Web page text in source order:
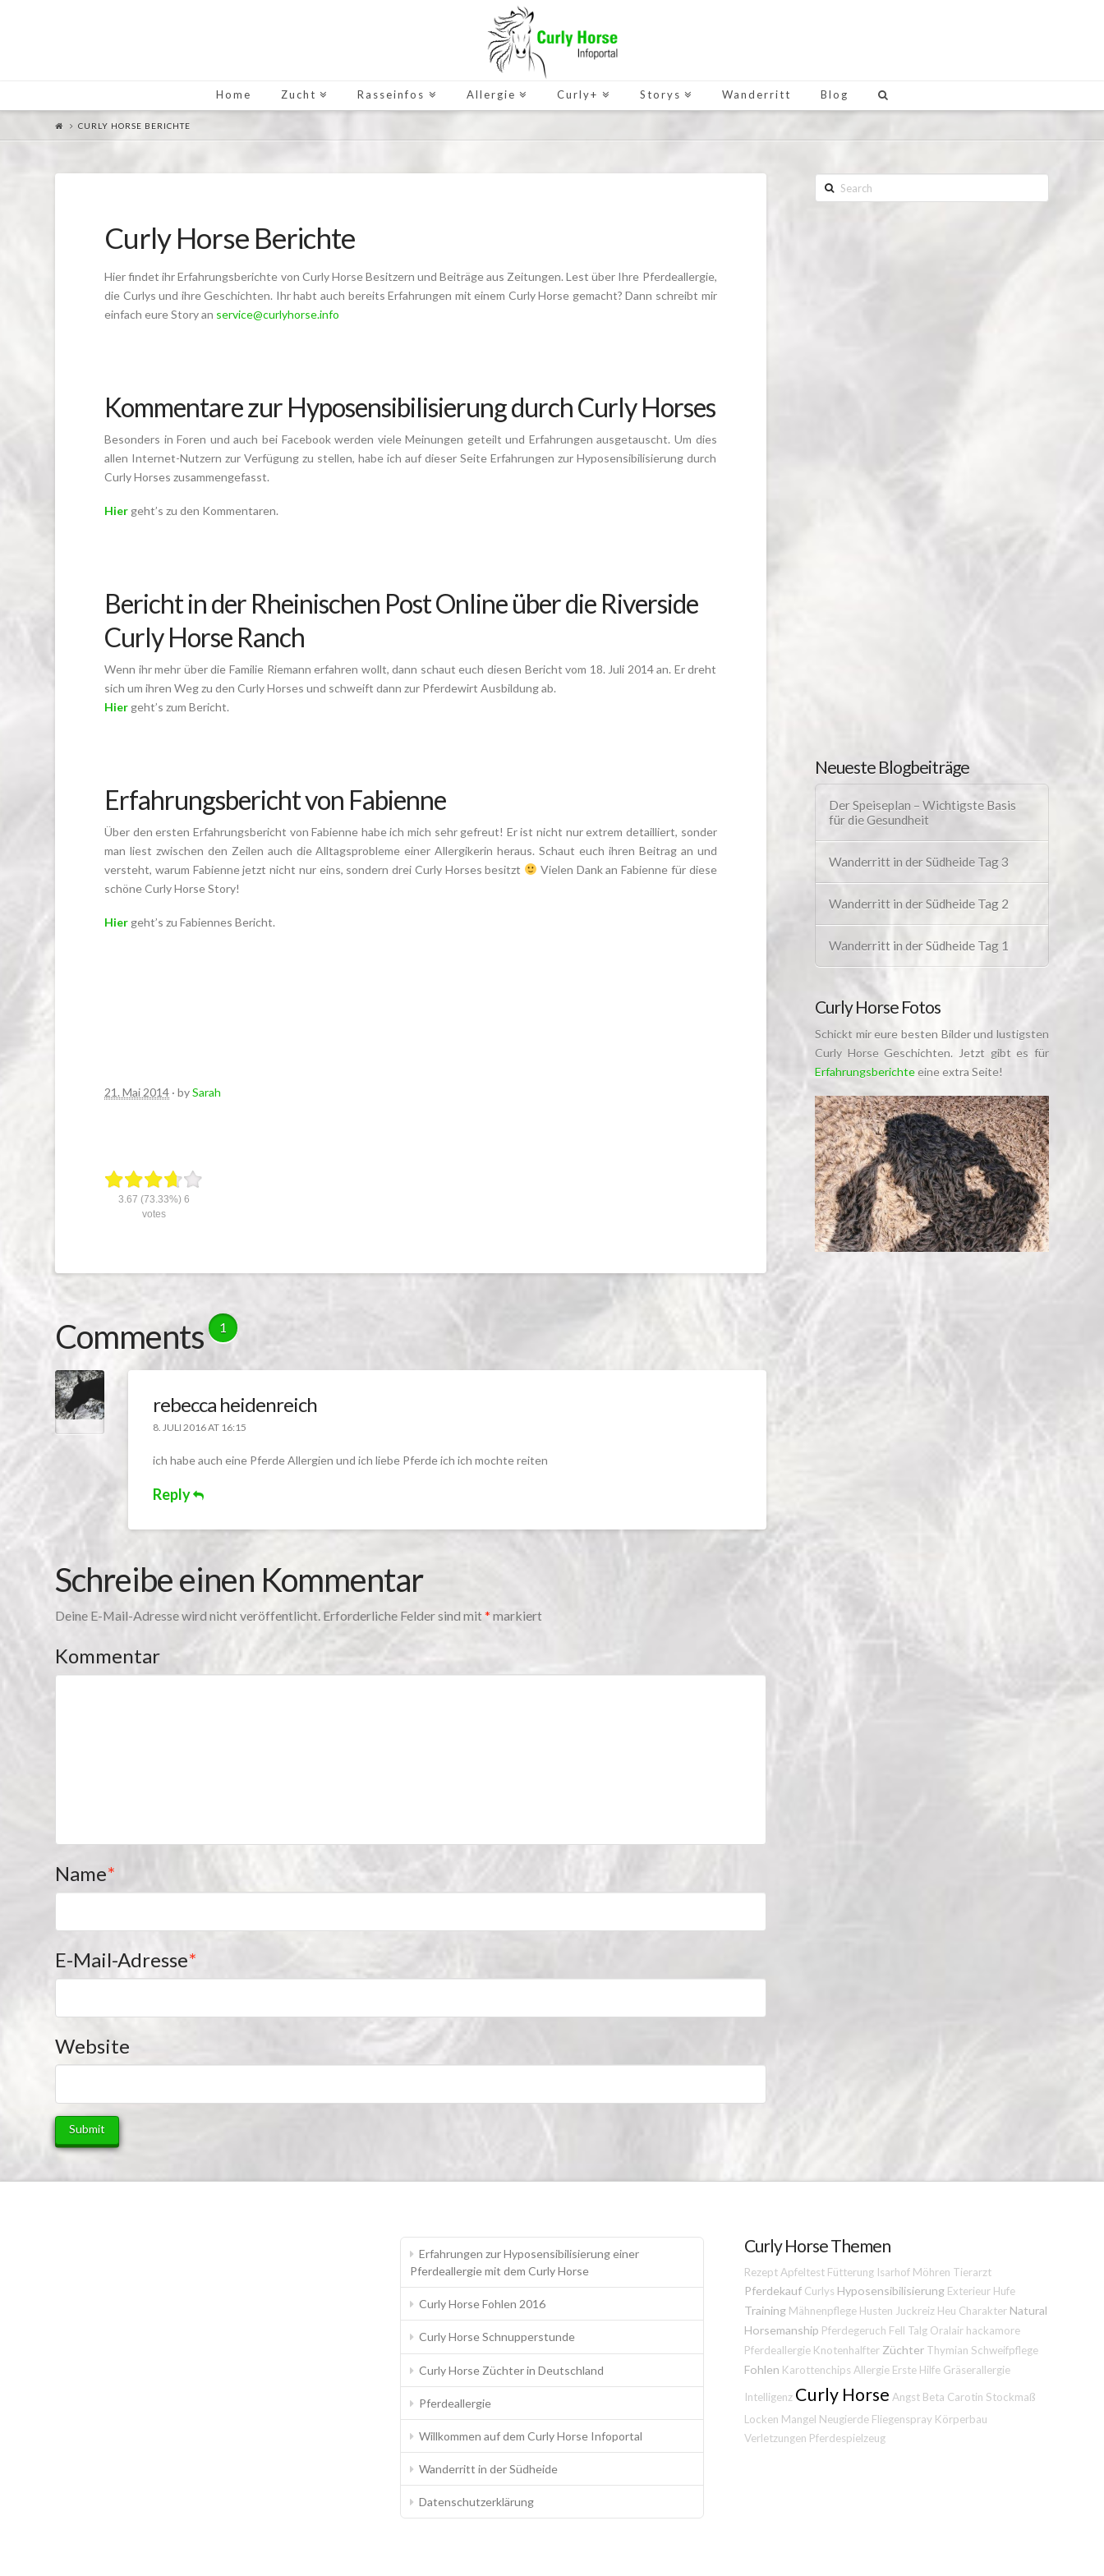
Home Zucht Rasseinfos Allergie Curly+ Storys Wanderritt Blog
CURLY HORSE BERICHTE
Curly Horse Berichte
Hier findet ihr Erfahrungsberichte von Curly Horse Besitzern und Beiträge aus Zeitungen. Lest über Ihre Pferdeallergie,
die Curlys und ihre Geschichten. Ihr habt auch bereits Erfahrungen mit einem Curly Horse gemacht? Dann schreibt mir
einfach eure Story an service@curlyhorse.info
Kommentare zur Hyposensibilisierung durch Curly Horses
Besonders in Foren und auch bei Facebook werden viele Meinungen geteilt und Erfahrungen ausgetauscht. Um dies
allen Internet-Nutzern zur Verfügung zu stellen, habe ich auf dieser Seite Erfahrungen zur Hyposensibilisierung durch
Curly Horses zusammengefasst.
Hier geht’s zu den Kommentaren.
Bericht in der Rheinischen Post Online über die Riverside
Curly Horse Ranch
Wenn ihr mehr über die Familie Riemann erfahren wollt, dann schaut euch diesen Bericht vom 18. Juli 2014 an. Er dreht
sich um ihren Weg zu den Curly Horses und schweift dann zur Pferdewirt Ausbildung ab.
Hier geht’s zum Bericht.
Erfahrungsbericht von Fabienne
Über den ersten Erfahrungsbericht von Fabienne habe ich mich sehr gefreut! Er ist nicht nur extrem detailliert, sonder
man liest zwischen den Zeilen auch die Alltagsprobleme einer Allergikerin heraus. Schaut euch ihren Beitrag an und
versteht, warum Fabienne jetzt nicht nur eins, sondern drei Curly Horses besitzt
Vielen Dank an Fabienne für diese
schöne Curly Horse Story!
Hier geht’s zu Fabiennes Bericht.
21. Mai 2014 · bySarah
3.67 (73.33%) 6
votes
Comments 1
rebecca heidenreich
8. JULI 2016 AT 16:15
ich habe auch eine Pferde Allergien und ich liebe Pferde ich ich mochte reiten
Reply
Schreibe einen Kommentar
Deine E-Mail-Adresse wird nicht veröffentlicht. Erforderliche Felder sind mit* markiert
Kommentar
Name*
E-Mail-Adresse*
Website
Search
Neueste Blogbeiträge
Der Speiseplan – Wichtigste Basis
für die Gesundheit
Wanderritt in der Südheide Tag 3
Wanderritt in der Südheide Tag 2
Wanderritt in der Südheide Tag 1
Curly Horse Fotos
Schickt mir eure besten Bilder und lustigsten
Curly Horse Geschichten. Jetzt gibt es für
Erfahrungsberichte eine extra Seite!
Erfahrungen zur Hyposensibilisierung einer
Pferdeallergie mit dem Curly Horse
Curly Horse Fohlen 2016
Curly Horse Schnupperstunde
Curly Horse Züchter in Deutschland
Pferdeallergie
Willkommen auf dem Curly Horse Infoportal
Wanderritt in der Südheide
Datenschutzerklärung
Curly Horse Themen
RezeptApfeltest Fütterung Isarhof Möhren Tierarzt
Pferdekauf Curlys Hyposensibilisierung Exterieur Hufe
Training Mähnenpflege Husten Juckreiz Heu Charakter Natural
Horsemanship Pferdegeruch Fell Talg Oralair hackamore
Pferdeallergie Knotenhalfter Züchter Thymian Schweifpflege
Fohlen Karottenchips Allergie Erste Hilfe Gräserallergie
Intelligenz Curly Horse Angst Beta Carotin Stockmaß
Locken Mangel Neugierde Fliegenspray Körperbau
Verletzungen Pferdespielzeug